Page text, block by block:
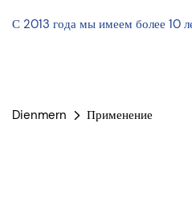
С 2013 года мы имеем более 10
Dienmern Применение